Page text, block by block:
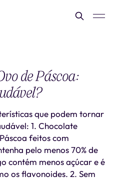
de Páscoa:
que podem tornar
1. Chocolate
feitos com
pelo menos 70% de
contém menos açúcar e é
os flavonoides. 2. Sem